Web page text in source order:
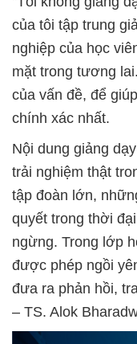
của tôi tập trung
nghiệp của học
mặt trong tương
của vấn đề, để
chính xác nhất.
Nội dung giảng
trải nghiệm thật
tập đoàn lớn,
quyết trong thời
ngừng. Trong lớp
được phép ngồi
đưa ra phản hồi,
– TS. Alok